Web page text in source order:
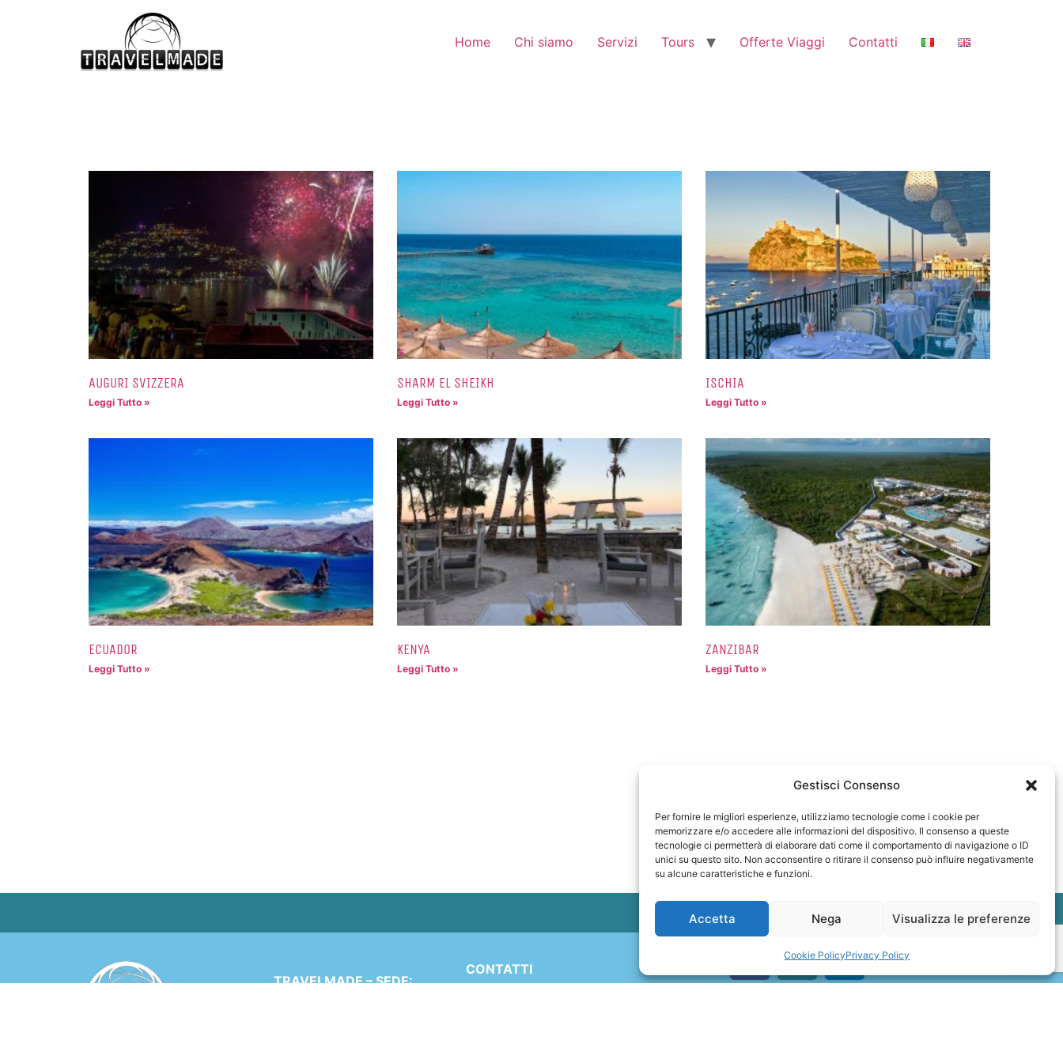
Gestisci Consenso
Per fornire le migliori esperienze, utilizziamo tecnologie come i cookie per
memorizzare e/o accedere alle informazioni del dispositivo. Il consenso a queste
tecnologie ci permetterà di elaborare dati come il comportamento di navigazione o ID
unici su questo sito. Non acconsentire o ritirare il consenso può influire negativamente
su alcune caratteristiche e funzioni.
Accetta Nega Visualizza le preferenze
Cookie PolicyPrivacy Policy
Home Chi siamo Servizi Tours Offerte Viaggi Contatti
AUGURI SVIZZERA
Leggi Tutto »
SHARM EL SHEIKH
Leggi Tutto »
ISCHIA
Leggi Tutto »
ECUADOR
Leggi Tutto »
KENYA
Leggi Tutto »
ZANZIBAR
Leggi Tutto »
TRAVELMADE – SEDE:
CONTATTI
+41 91 2207618